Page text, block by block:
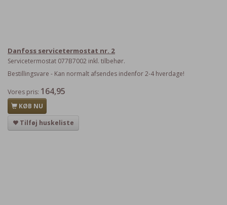
Danfoss servicetermostat nr. 2
Servicetermostat 077B7002 inkl. tilbehør.
Bestillingsvare - Kan normalt afsendes indenfor 2-4 hverdage!
Vores pris: 164,95
KØB NU
Tilføj huskeliste